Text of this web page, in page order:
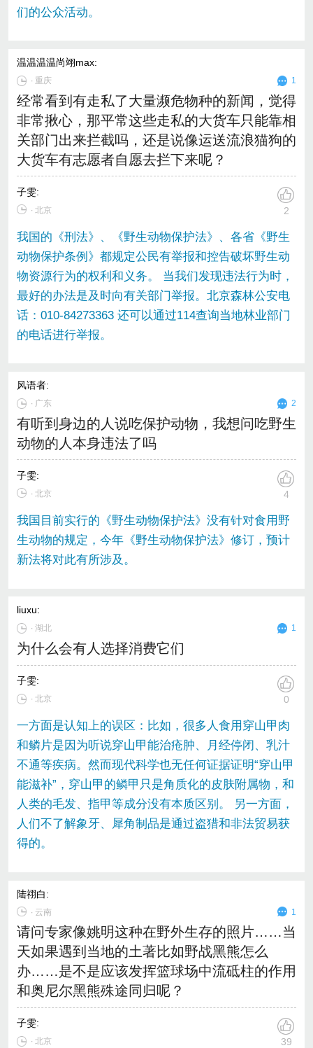
们的公众活动。
温温温温尚翊max:
∙重庆 1
经常看到有走私了大量濒危物种的新闻，觉得
非常揪心，那平常这些走私的大货车只能靠相
关部门出来拦截吗，还是说像运送流浪猫狗的
大货车有志愿者自愿去拦下来呢？
子雯:
∙ 北京 2
我国的《刑法》、《野生动物保护法》、各省《野生
动物保护条例》都规定公民有举报和控告破坏野生动
物资源行为的权利和义务。 当我们发现违法行为时，
最好的办法是及时向有关部门举报。北京森林公安电
话：010-84273363 还可以通过114查询当地林业部门
的电话进行举报。
风语者:
∙ 广东 2
有听到身边的人说吃保护动物，我想问吃野生
动物的人本身违法了吗
子雯:
∙ 北京 4
我国目前实行的《野生动物保护法》没有针对食用野
生动物的规定，今年《野生动物保护法》修订，预计
新法将对此有所涉及。
liuxu:
∙湖北 1
为什么会有人选择消费它们
子雯:
∙ 北京 0
一方面是认知上的误区：比如，很多人食用穿山甲肉
和鳞片是因为听说穿山甲能治疮肿、月经停闭、乳汁
不通等疾病。然而现代科学也无任何证据证明“穿山甲
能滋补”，穿山甲的鳞甲只是角质化的皮肤附属物，和
人类的毛发、指甲等成分没有本质区别。 另一方面，
人们不了解象牙、犀角制品是通过盗猎和非法贸易获
得的。
陆祤白:
∙ 云南 1
请问专家像姚明这种在野外生存的照片……当
天如果遇到当地的土著比如野战黑熊怎么
办……是不是应该发挥篮球场中流砥柱的作用
和奥尼尔黑熊殊途同归呢？
子雯:
∙ 北京 39